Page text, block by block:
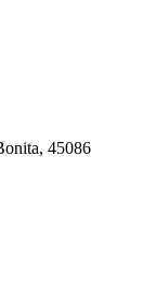
45086